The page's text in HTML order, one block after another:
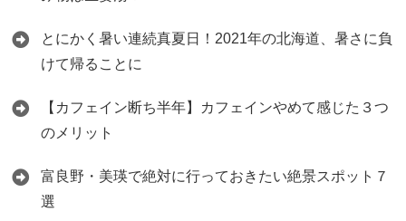
とにかく暑い連続真夏日！2021年の北海道、暑さに負
けて帰ることに
【カフェイン断ち半年】カフェインやめて感じた３つ
のメリット
富良野・美瑛で絶対に行っておきたい絶景スポット７
選